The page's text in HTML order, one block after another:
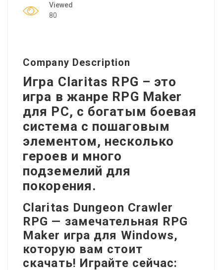
Viewed
80
Company Description
Игра Claritas RPG – это
игра в жанре RPG Maker
для PC, с богатым боевая
система с пошаговым
элементом, несколько
героев и много
подземелий для
покорения.
Claritas Dungeon Crawler
RPG — замечательная RPG
Maker игра для Windows,
которую вам стоит
скачать! Играйте сейчас: